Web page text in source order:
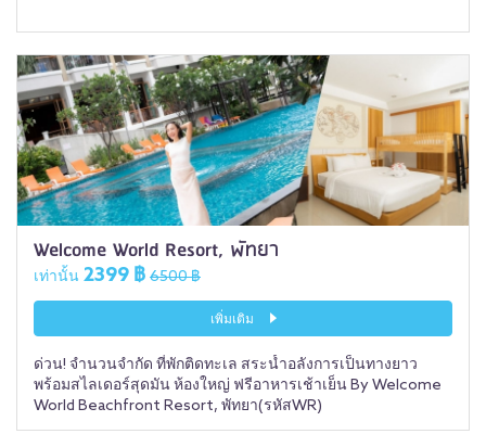
Welcome World Resort, พัทยา
เท่านั้น 2399 ฿ 6500 ฿
เพิ่มเติม
ด่วน! จำนวนจำกัด ที่พักติดทะเล สระน้ำอลังการเป็นทางยาว
พร้อมสไลเดอร์สุดมัน ห้องใหญ่ ฟรีอาหารเช้าเย็น By Welcome
World Beachfront Resort, พัทยา(รหัสWR)